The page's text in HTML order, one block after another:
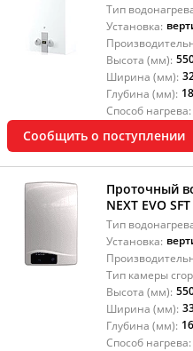
Тип
Установка:
Высота (мм):
Ширина (мм):
Глубина (мм):
Способ нагрева:
Сообщить о поступлении
Проточный
NEXT EVO
Тип
Установка:
Тип камеры
Высота (мм):
Ширина (мм):
Глубина (мм):
Способ нагрева: